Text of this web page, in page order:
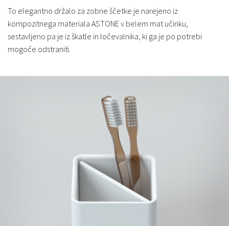
To elegantno držalo za zobne ščetke je narejeno iz
kompozitnega materiala ASTONE v belem mat učinku,
sestavljeno pa je iz škatle in ločevalnika, ki ga je po potrebi
mogoče odstraniti.